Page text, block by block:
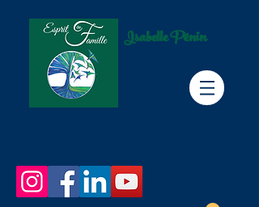
Isabelle Pénin